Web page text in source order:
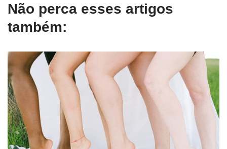
Não perca esses artigos
também: